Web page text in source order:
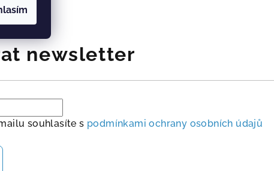
newsletter
souhlasíte s podmínkami ochrany osobních údajů